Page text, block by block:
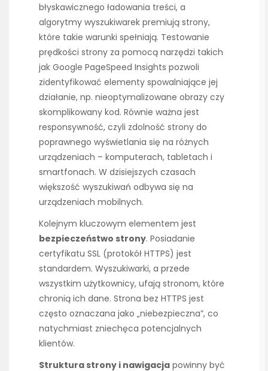
błyskawicznego ładowania treści, a
algorytmy wyszukiwarek premiują strony,
które takie warunki spełniają. Testowanie
prędkości strony za pomocą narzędzi takich
jak Google PageSpeed Insights pozwoli
zidentyfikować elementy spowalniające jej
działanie, np. nieoptymalizowane obrazy czy
skomplikowany kod. Równie ważna jest
responsywność, czyli zdolność strony do
poprawnego wyświetlania się na różnych
urządzeniach – komputerach, tabletach i
smartfonach. W dzisiejszych czasach
większość wyszukiwań odbywa się na
urządzeniach mobilnych.
Kolejnym kluczowym elementem jest
bezpieczeństwo strony. Posiadanie
certyfikatu SSL (protokół HTTPS) jest
standardem. Wyszukiwarki, a przede
wszystkim użytkownicy, ufają stronom, które
chronią ich dane. Strona bez HTTPS jest
często oznaczana jako „niebezpieczna”, co
natychmiast zniechęca potencjalnych
klientów.
Struktura strony i nawigacja powinny być